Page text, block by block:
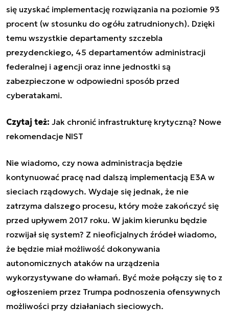
się uzyskać implementację rozwiązania na poziomie 93
procent (w stosunku do ogółu zatrudnionych). Dzięki
temu wszystkie departamenty szczebla
prezydenckiego, 45 departamentów administracji
federalnej i agencji oraz inne jednostki są
zabezpieczone w odpowiedni sposób przed
cyberatakami.
Czytaj też: Jak chronić infrastrukturę krytyczną? Nowe
rekomendacje NIST
Nie wiadomo, czy nowa administracja będzie
kontynuować pracę nad dalszą implementacją E3A w
sieciach rządowych. Wydaje się jednak, że nie
zatrzyma dalszego procesu, który może zakończyć się
przed upływem 2017 roku. W jakim kierunku będzie
rozwijał się system? Z nieoficjalnych źródeł wiadomo,
że będzie miał możliwość dokonywania
autonomicznych ataków na urządzenia
wykorzystywane do włamań. Być może połączy się to z
ogłoszeniem przez Trumpa podnoszenia ofensywnych
możliwości przy działaniach sieciowych.